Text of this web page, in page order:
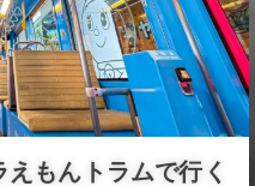
もんトラムで行く